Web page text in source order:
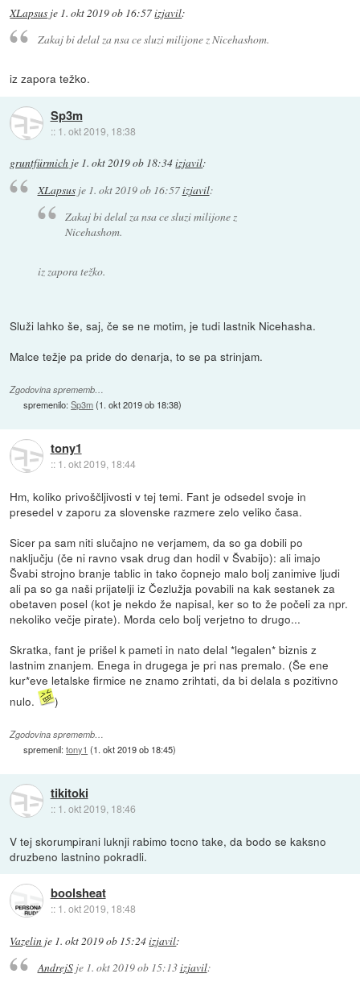
XLapsus je 1. okt 2019 ob 16:57izjavil:
Zakaj bi delal za nsa ce sluzi milijone z Nicehashom.
iz zapora težko.
Sp3m
:: 1. okt 2019, 18:38
gruntfürmich je 1. okt 2019 ob 18:34izjavil:
XLapsusje 1. okt 2019 ob 16:57izjavil:
Zakaj bi delal za nsa ce sluzi milijone z
Nicehashom.
iz zapora težko.
Služi lahko še, saj, če se ne motim, je tudi lastnik Nicehasha.
Malce težje pa pride do denarja, to se pa strinjam.
Zgodovina sprememb…
spremenilo:Sp3m(1. okt 2019 ob 18:38)
tony1
:: 1. okt 2019, 18:44
Hm, koliko privoščljivosti v tej temi. Fant je odsedel svoje in
presedel v zaporu za slovenske razmere zelo veliko časa.
Sicer pa sam niti slučajno ne verjamem, da so ga dobili po
naključju (če ni ravno vsak drug dan hodil v Švabijo): ali imajo
Švabi strojno branje tablic in tako čopnejo malo bolj zanimive ljudi
ali pa so ga naši prijatelji iz Čezlužja povabili na kak sestanek za
obetaven posel (kot je nekdo že napisal, ker so to že počeli za npr.
nekoliko večje pirate). Morda celo bolj verjetno to drugo...
Skratka, fant je prišel k pameti in nato delal *legalen* biznis z
lastnim znanjem. Enega in drugega je pri nas premalo. (Še ene
kur*eve letalske firmice ne znamo zrihtati, da bi delala s pozitivno
nulo.
)
Zgodovina sprememb…
spremenil:tony1 (1. okt 2019 ob 18:45)
tikitoki
:: 1. okt 2019, 18:46
V tej skorumpirani luknji rabimo tocno take, da bodo se kaksno
druzbeno lastnino pokradli.
boolsheat
:: 1. okt 2019, 18:48
Vazelin je 1. okt 2019 ob 15:24izjavil:
AndrejSje 1. okt 2019 ob 15:13izjavil: